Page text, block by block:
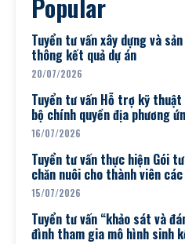
Popular
Tuyển tư vấn xây dựng và
thông kết quả dự án
20/07/2026
Tuyển tư vấn Hỗ trợ kỹ
bộ
16/07/2026
Tuyển tư vấn thực hiện Gói
chăn nuôi cho thành viên
15/07/2026
Tuyển tư vấn “khảo sát và
đình tham gia mô hình sinh